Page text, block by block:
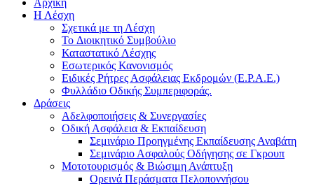
Αρχική
Η Λέσχη
Σχετικά με τη Λέσχη
Το Διοικητικό Συμβούλιο
Καταστατικό Λέσχης
Εσωτερικός Κανονισμός
Ειδικές Ρήτρες Ασφάλειας Εκδρομών (Ε.Ρ.Α.Ε.)
Φυλλάδιο Οδικής Συμπεριφοράς.
Δράσεις
Αδελφοποιήσεις & Συνεργασίες
Οδική Ασφάλεια & Εκπαίδευση
Σεμινάριο Προηγμένης Εκπαίδευσης Αναβάτη
Σεμινάριο Ασφαλούς Οδήγησης σε Γκρουπ
Μοτοτουρισμός & Βιώσιμη Ανάπτυξη
Ορεινά Περάσματα Πελοποννήσου